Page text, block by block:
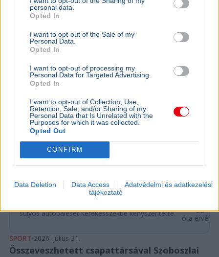
personal data.
Opted In
I want to opt-out of the Sale of my
Personal Data.
Opted In
I want to opt-out of processing my
Personal Data for Targeted Advertising.
Opted In
I want to opt-out of Collection, Use,
Retention, Sale, and/or Sharing of my
Personal Data that Is Unrelated with the
Purposes for which it was collected.
Opted Out
CONFIRM
Data Deletion Data Access
Adatvédelmi és adatkezelési
tájékoztató
Öngyilkos gondolatoktól a parlamentig:
Szekeres Pál veszi át Orbán Balázs
parlamenti mandátumát
Szekeres Pál paralimpiai bajnok veszi át Orbán
súlyos autóbaleset kerekesszékbe kényszerítette.
óta
SPORT 2026. július 31.
Összeveszhetett csapattársával Szoboszlai